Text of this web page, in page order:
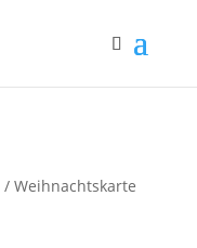
/ Weihnachtskarte